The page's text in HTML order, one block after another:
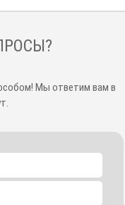
Мы ответим вам в